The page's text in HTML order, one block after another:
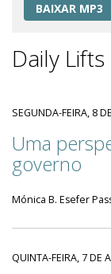
BAIXAR MP3
Daily
SEGUNDA-FEIRA, 8
Uma
governo
Mónica B. Esefer
QUINTA-FEIRA, 7 DE